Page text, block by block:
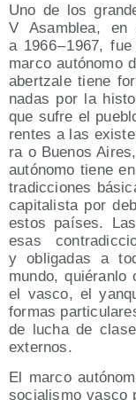
Uno de los
V Asam­blea,
a 1966 – 1967,
mar­co autó­no­mo
aber­tza­le tie­ne
na­das por la
que sufre el
ren­tes a las
ra o Bue­nos
autó­no­mo tie­ne
tra­dic­cio­nes
capi­ta­lis­ta por
estos paí­ses.
esas
y obli­ga­das a
mun­do,
el vas­co, el
for­mas
de lucha de
externos.
El mar­co
socia­lis­mo vas­co